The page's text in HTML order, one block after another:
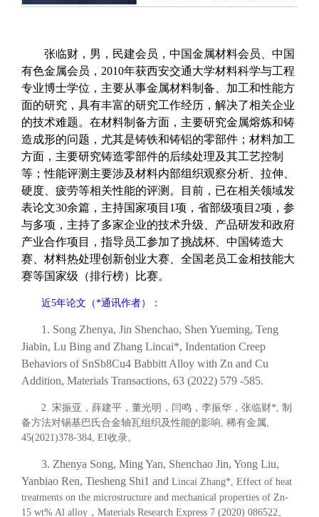
张临财，男，民建会员，中国金属材料会员、中国
有色金属会员， 2010年获西安交通大学材料科学与工程
专业博士学位， 主要从事金属材料制备、加工和性能方
面的研究，具有丰富的研究工作经历，解决了相关企业
的技术难题。在材料制备方面，主要研究金属熔炼和铸
造成形的问题，尤其是铸铁和铸铝的零部件；材料加工
方面，主要研究铸造零部件的后续处理及其工艺控制
等；性能评测主要涉及材料内部组织观察分析、拉伸、
硬度、疲劳等相关性能的评测。目前，已在相关领域发
表论文30余篇，主持国家项目1项，省部级项目2项，参
与多项，主持了多家企业的技术升级、产品研发和政府
产业合作项目，指导员工参加了挑战杯、中国铸造大
赛、材料热处理创新创业大赛、全国老员工金相技能大
赛等国家级（排行榜）比赛。
近5年论文（*通讯作者）：
1. Song Zhenya, Jin Shenchao, Shen Yueming, Teng
Jiabin, Lu Bing and Zhang Lincai*, Indentation Creep
Behaviors of SnSb8Cu4 Babbitt Alloy with Zn and Cu
Addition, Materials Transactions, 63 (2022) 579 -585.
2. 宋振亚，薛建平，董光明，闫鸣，李振华， 张临财*, 制
备方法对锡基巴氏合金轴瓦组织及性能的影响, 稀有金属,
45(2021)378-384, EI收录。
3. Zhenya Song, Ming Yan, Shenchao Jin, Yong Liu,
Yanbiao Ren, Tiesheng Shi1 and Lincai Zhang*, Effect of heat
treatments on the microstructure and mechanical properties of Zn-
15 wt% Al alloy ， Materials Research Express 7 (2020) 086522。